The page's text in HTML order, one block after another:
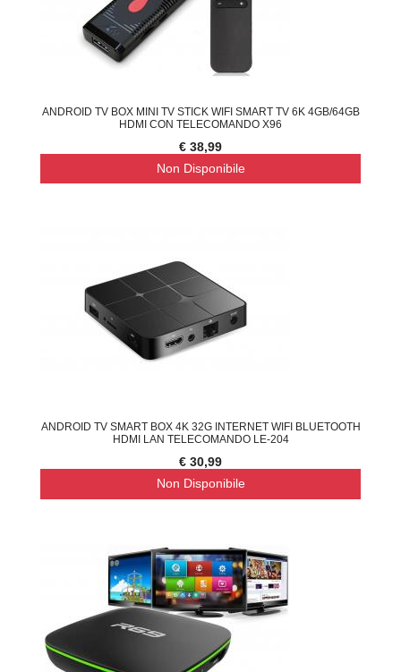
ANDROID TV BOX MINI TV STICK WIFI SMART TV 6K 4GB/64GB
HDMI CON TELECOMANDO X96
€ 38,99
Non Disponibile
ANDROID TV SMART BOX 4K 32G INTERNET WIFI BLUETOOTH
HDMI LAN TELECOMANDO LE-204
€ 30,99
Non Disponibile